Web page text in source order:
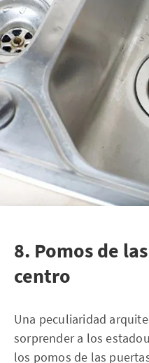
8. Pomos de
centro
Una peculiaridad
sorprender a los
los pomos de las